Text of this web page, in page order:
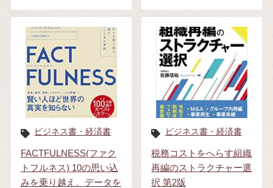
ビジネス書・経済書
FACTFULNESS(ファク
トフルネス) 10の思い込
みを乗り越え、データを
ビジネス書・経済書
税務コストをへらす組織
再編のストラクチャー選
択 第2版